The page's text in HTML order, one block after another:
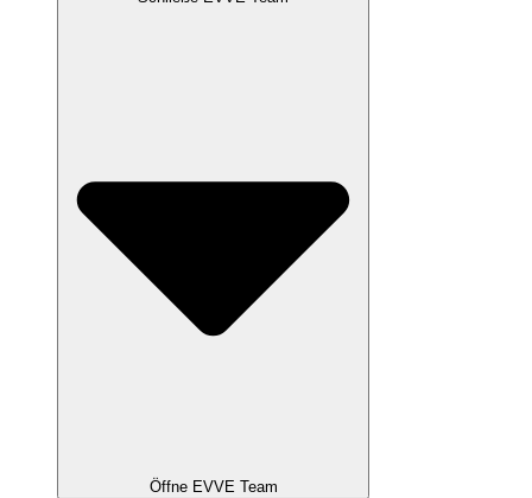
Öffne EVVE Team